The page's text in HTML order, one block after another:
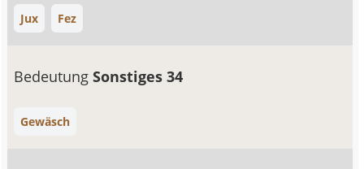
Jux Fez
BedeutungSonstiges 34
Gewäsch